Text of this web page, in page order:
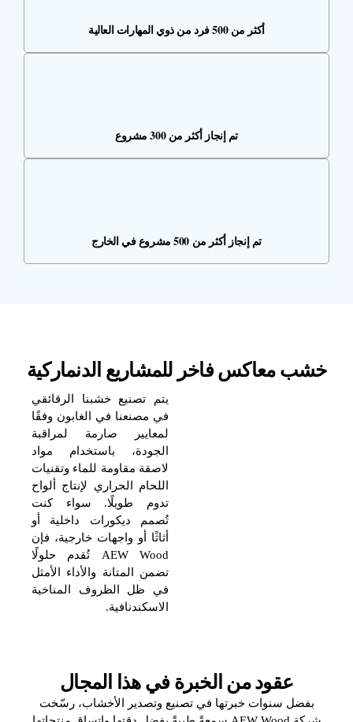
أكثر من 500 فرد من ذوي المهارات العالية
تم إنجاز أكثر من 300 مشروع
تم إنجاز أكثر من 500 مشروع في الخارج
خشب معاكس فاخر للمشاريع الدنماركية
يتم تصنيع خشبنا الرقائقي
في مصنعنا في الغابون وفقًا
لمعايير صارمة لمراقبة
الجودة، باستخدام مواد
لاصقة مقاومة للماء وتقنيات
اللحام الحراري لإنتاج ألواح
تدوم طويلًا. سواء كنت
تُصمم ديكورات داخلية أو
أثاثًا أو واجهات خارجية، فإن
AEW Wood تُقدم حلولًا
تضمن المتانة والأداء الأمثل
في ظل الظروف المناخية
الاسكندنافية.
عقود من الخبرة في هذا المجال
بفضل سنوات خبرتها في تصنيع وتصدير الأخشاب، رسّخت